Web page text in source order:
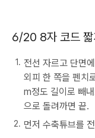
6/20 8자 코드 짧
전선 자르고 단면
외피 한 쪽을 펜치
m정도 길이로 빼
으로 돌려까면 끝.
먼저 수축튜브를